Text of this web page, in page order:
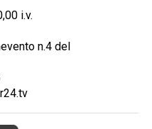
i.v.
n.4 del